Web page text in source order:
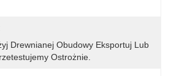
Drewnianej Obudowy Eksportuj Lub
Ostrożnie.